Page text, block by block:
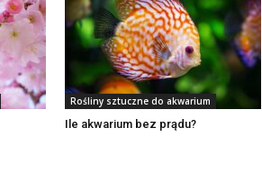
Rośliny sztuczne do akwarium
Ile akwarium bez prądu?